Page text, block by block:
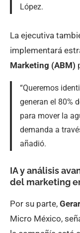
López.
La ejecutiva
implementará
Marketing (ABM)
“Queremos
generan el 80%
para mover la
demanda a
añadió.
IA y análisis
del marketing
Por su parte,
Micro México,